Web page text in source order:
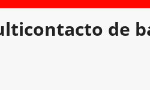
de